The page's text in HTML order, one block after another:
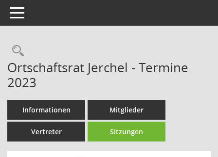
Toggle navigation
Rechercheauswahl
Ortschaftsrat Jerchel - Termine
2023
Informationen Mitglieder
Vertreter Sitzungen